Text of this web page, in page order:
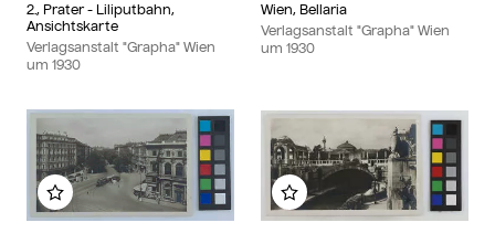
2., Prater - Liliputbahn,
Ansichtskarte
Verlagsanstalt "Grapha" Wien
um 1930
Wien, Bellaria
Verlagsanstalt "Grapha" Wien
um 1930
Zu meinem Album hinzufügenZu meinem Album